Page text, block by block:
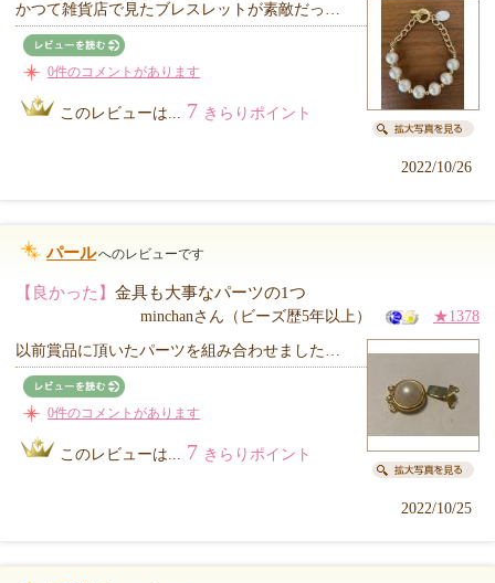
かつて雑貨店で見たブレスレットが素敵だっ…
0件のコメントがあります
このレビューは... 7 きらりポイント
2022/10/26
パールへのレビューです
【良かった】 金具も大事なパーツの1つ
minchanさん（ビーズ歴5年以上） ★1378
以前賞品に頂いたパーツを組み合わせました…
0件のコメントがあります
このレビューは... 7 きらりポイント
2022/10/25